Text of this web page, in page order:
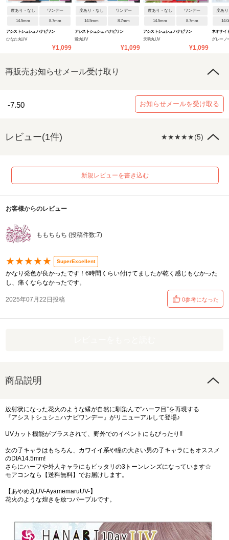
度あり・なし ワンデー
14.5mm 8.7mm
アシストシュシュ ハナビワン
デーUV
ひなた丸UV
¥1,099
度あり・なし ワンデー
14.5mm 8.7mm
アシストシュシュ ハナビワン
鶯丸UV
¥1,099
度あり・なし ワンデー
14.5mm 8.7mm
アシストシュシュ ハナビワン
天狗丸UV
¥1,099
度あ
ネオサイ
グレーノ
再販売お知らせメール受け取り
-7.50 お知らせメールを受け取る
レビュー(1件) ★★★★★(5)
新規レビューを書き込む
お客様からのレビュー
ももちもち (投稿件数:7)
★★★★★ SuperExcellent
かなり発色が良かったです！6時間くらい付けてましたが乾く感じもなかった
し、痛くならなかったです。
2025年07月22日投稿 0参考になった
商品説明
放射状になった花火のような縁が自然に馴染んで“ハーフ目”を再現する
『アシストシュシュハナビワンデー』がリニューアルして登場♪
UVカット機能がプラスされて、野外でのイベントにもぴったり!!
女の子キャラはもちろん、カワイイ系や瞳の大きい男の子キャラにもオススメ
のDIA14.5mm!
さらにハーフや外人キャラにもピッタリの3トーンレンズになっています☆
モアコンなら【送料無料】でお届けします。
【あやめ丸UV-AyamemaruUV-】
花火のような煌きを放つパープルです。